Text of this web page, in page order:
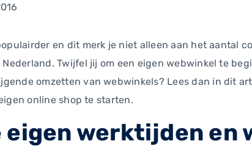
en dit merk je niet alleen aan het aantal
Twijfel jij om een eigen webwinkel te
omzetten van webwinkels? Lees dan in dit
online shop te starten.
eigen werktijden en